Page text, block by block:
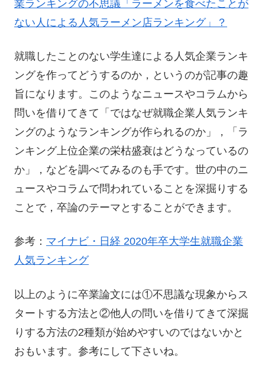
業ランキングの不思議「ラーメンを食べたことが
ない人による人気ラーメン店ランキング」？
就職したことのない学生達による人気企業ランキ
ングを作ってどうするのか，というのが記事の趣
旨になります。このようなニュースやコラムから
問いを借りてきて「ではなぜ就職企業人気ランキ
ングのようなランキングが作られるのか」，「ラ
ンキング上位企業の栄枯盛衰はどうなっているの
か」，などを調べてみるのも手です。世の中のニ
ュースやコラムで問われていることを深掘りする
ことで，卒論のテーマとすることができます。
参考： マイナビ・日経 2020年卒大学生就職企業
人気ランキング
以上のように卒業論文には①不思議な現象からス
タートする方法と②他人の問いを借りてきて深掘
りする方法の2種類が始めやすいのではないかと
おもいます。参考にして下さいね。